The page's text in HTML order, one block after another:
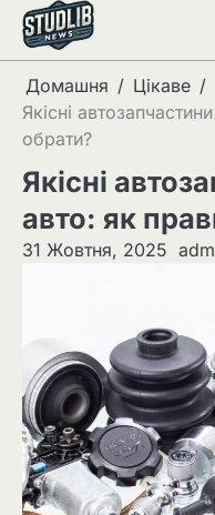
Перейти
вмісту
Домашня
Цікаве
Якісні
обрати?
Якісні
авто: як
31 Жовтня, 2025